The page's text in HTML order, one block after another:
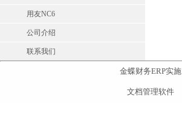
用友NC6
公司介绍
联系我们
金蝶财务ERP实施
文档管理软件